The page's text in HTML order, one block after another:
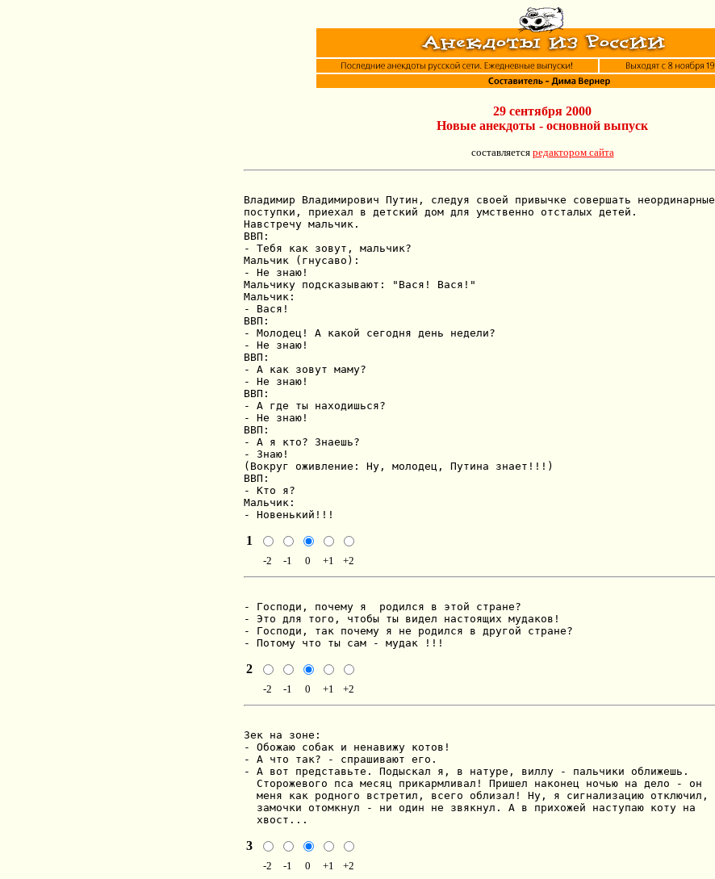
29 сентября 2000
Новые анекдоты - основной выпуск
составляется редактором сайта
Владимир Владимирович Путин, следуя своей привычке совершать неординарные
поступки, приехал в детский дом для умственно отсталых детей.
Навстречу мальчик.
ВВП:
- Тебя как зовут, мальчик?
Мальчик (гнусаво):
- Не знаю!
Мальчику подсказывают: "Вася! Вася!"
Мальчик:
- Вася!
ВВП:
- Молодец! А какой сегодня день недели?
- Не знаю!
ВВП:
- А как зовут маму?
- Не знаю!
ВВП:
- А где ты находишься?
- Не знаю!
ВВП:
- А я кто? Знаешь?
- Знаю!
(Вокруг оживление: Ну, молодец, Путина знает!!!)
ВВП:
- Кто я?
Мальчик:
- Новенький!!!
1
-2 -1 0 +1 +2
- Господи, почему я  родился в этой стране?
- Это для того, чтобы ты видел настоящих мудаков!
- Господи, так почему я не родился в другой стране?
- Потому что ты сам - мудак !!!
2
-2 -1 0 +1 +2
Зек на зоне:
- Обожаю собак и ненавижу котов!
- А что так? - спрашивают его.
- А вот представьте. Подыскал я, в натуре, виллу - пальчики оближешь.
  Сторожевого пса месяц прикармливал! Пришел наконец ночью на дело - он
  меня как родного встретил, всего облизал! Ну, я сигнализацию отключил,
  замочки отомкнул - ни один не звякнул. А в прихожей наступаю коту на
  хвост...
3
-2 -1 0 +1 +2